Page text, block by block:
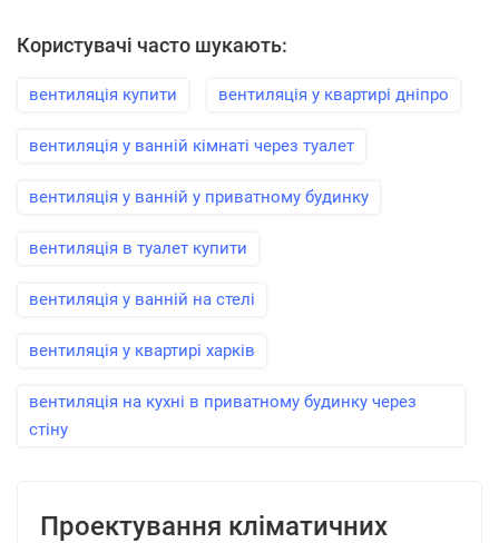
Користувачі часто шукають:
вентиляція купити вентиляція у квартирі дніпро
вентиляція у ванній кімнаті через туалет
вентиляція у ванній у приватному будинку
вентиляція в туалет купити
вентиляція у ванній на стелі
вентиляція у квартирі харків
вентиляція на кухні в приватному будинку через
стіну
Проектування кліматичних